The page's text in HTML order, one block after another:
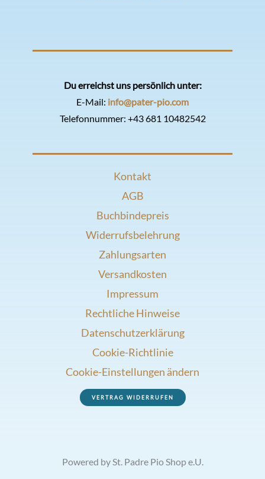
Du erreichst uns persönlich unter:
E-Mail: info@pater-pio.com
Telefonnummer: +43 681 10482542
Kontakt
AGB
Buchbindepreis
Widerrufsbelehrung
Zahlungsarten
Versandkosten
Impressum
Rechtliche Hinweise
Datenschutzerklärung
Cookie-Richtlinie
Cookie-Einstellungen ändern
VERTRAG WIDERRUFEN
Powered by St. Padre Pio Shop e.U.